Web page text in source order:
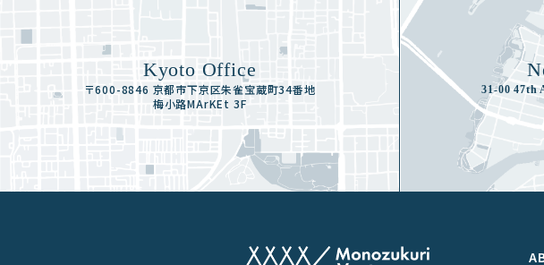
Kyoto Office
〒600-8846 京都市下京区朱雀宝蔵町34番地
梅小路MArKEt 3F
31-00 47th